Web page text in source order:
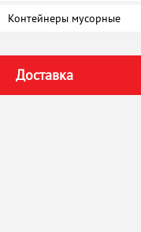
Контейнеры мусорные
Доставка